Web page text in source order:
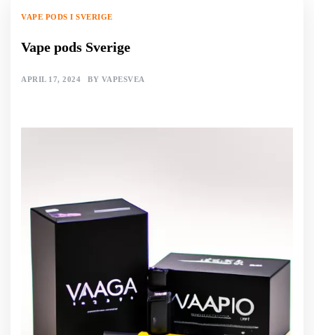
VAPE PODS I SVERIGE
Vape pods Sverige
APRIL 17, 2024 BY VAPESVEA